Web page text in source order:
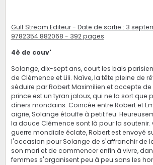
Gulf Stream Editeur - Date de sortie : 3
9782354 882068 - 392 pages
4è de couv'
Solange, dix-sept ans, court les bals
de Clémence et Lili. Naïve, la tête pleine de
séduire par Robert Maximilien et accepte
prince est un tyran jaloux, qui ne la sort que
dîners mondains. Coincée entre Robert et
aigrie, Solange étouffe à petit feu.
la douce Clémence sont là pour la soutenir.
guerre mondiale éclate, Robert est envoyé
l'occasion pour Solange de s'affranchir de
son mari et de commencer enfin à vivre,
femmes s'organisent peu à peu sans les